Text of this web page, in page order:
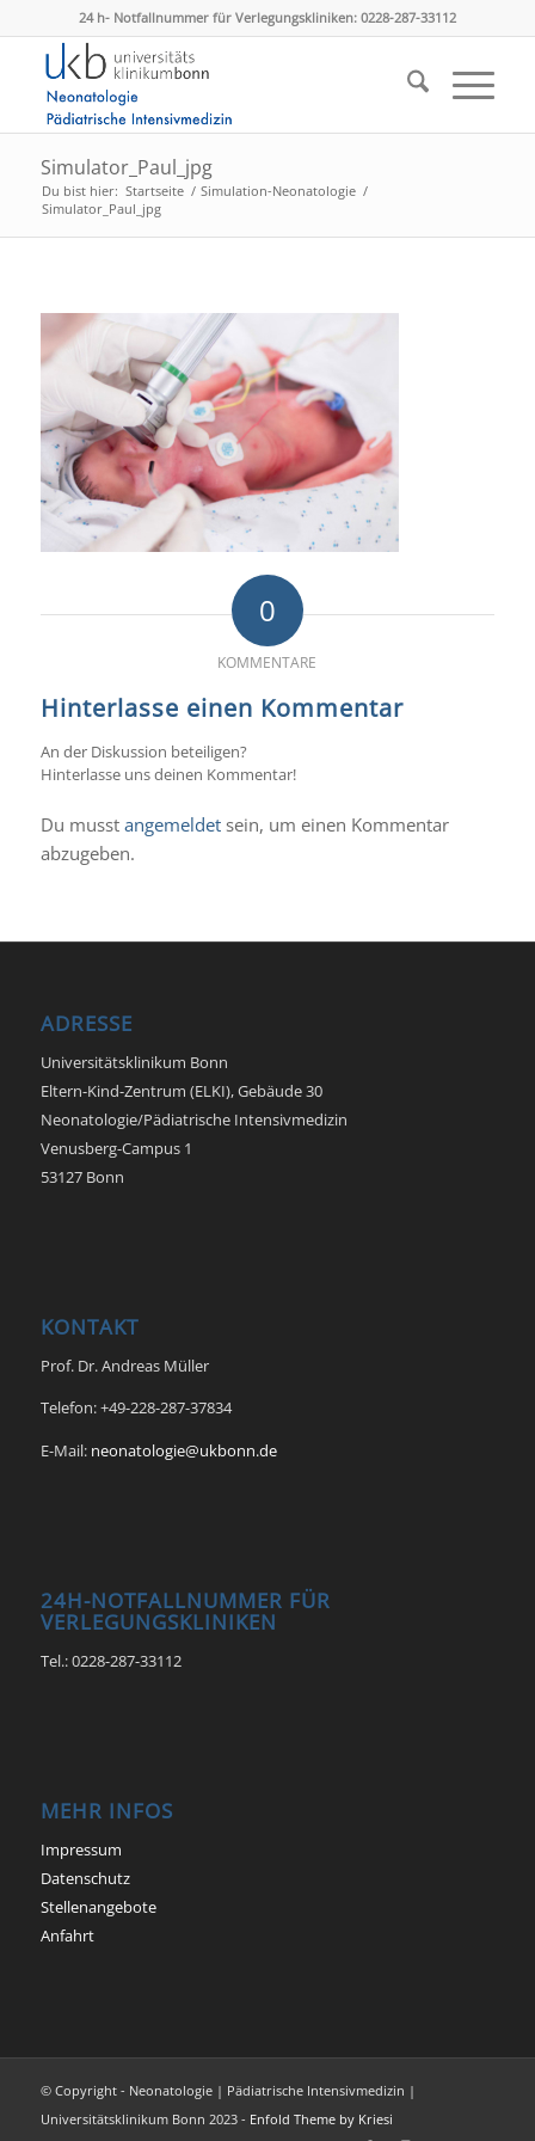
24 h- Notfallnummer für Verlegungskliniken: 0228-287-33112
Simulator_Paul_jpg
Du bist hier: Startseite / Simulation-Neonatologie /
Simulator_Paul_jpg
0
KOMMENTARE
Hinterlasse einen Kommentar
An der Diskussion beteiligen?
Hinterlasse uns deinen Kommentar!
Du musst angemeldetsein, um einen Kommentar
abzugeben.
ADRESSE
Universitätsklinikum Bonn
Eltern-Kind-Zentrum (ELKI), Gebäude 30
Neonatologie/Pädiatrische Intensivmedizin
Venusberg-Campus 1
53127 Bonn
KONTAKT
Prof. Dr. Andreas Müller
Telefon: +49-228-287-37834
E-Mail: neonatologie@ukbonn.de
24H-NOTFALLNUMMER FÜR
VERLEGUNGSKLINIKEN
Tel.: 0228-287-33112
MEHR INFOS
Impressum
Datenschutz
Stellenangebote
Anfahrt
© Copyright - Neonatologie | Pädiatrische Intensivmedizin |
Universitätsklinikum Bonn 2023 - Enfold Theme by Kriesi